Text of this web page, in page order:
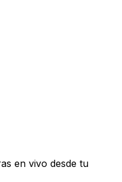
en vivo desde tu